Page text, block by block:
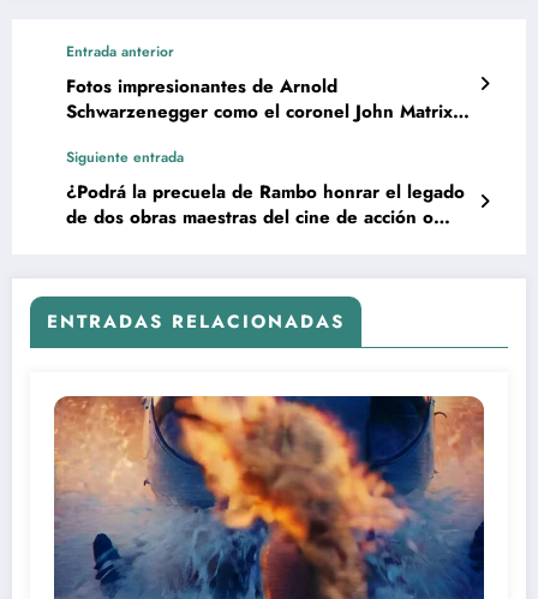
Entrada anterior
Fotos impresionantes de Arnold
Schwarzenegger como el coronel John Matrix
Siguiente entrada
¿Podrá la precuela de Rambo honrar el legado
de dos obras maestras del cine de acción o
ENTRADAS RELACIONADAS